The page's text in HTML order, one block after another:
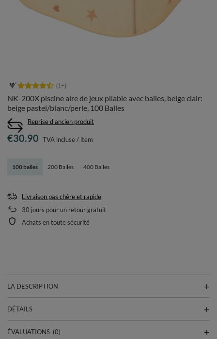
NK-200X piscine aire de jeux pliable avec balles, beige clair:
beige pastel/blanc/perle, 100 Balles
Reprise d'ancien produit
100 balles 200 Balles 400 Balles
€30.90 TVA incluse/ item
Livraison pas chère et rapide
30 jours pour un retour gratuit
Achats en toute sécurité
LA DESCRIPTION
DÉTAILS
ÉVALUATIONS (0)